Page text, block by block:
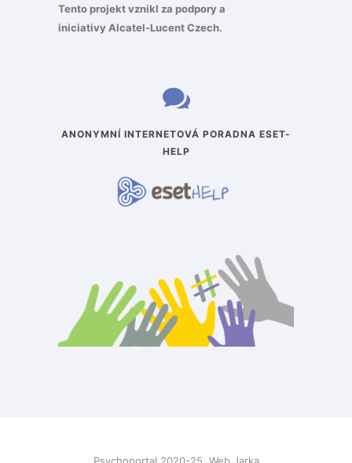
Tento projekt vznikl za podpory a
iniciativyAlcatel-Lucent Czech.
ANONYMNÍ INTERNETOVÁ PORADNA ESET-
HELP